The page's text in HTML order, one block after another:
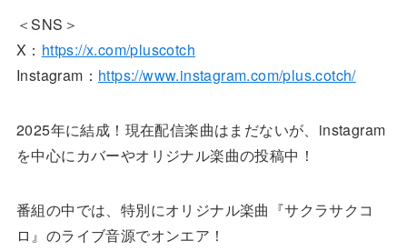
＜SNS＞
X： https://x.com/pluscotch
Instagram： https://www.instagram.com/plus.cotch/
2025年に結成！現在配信楽曲はまだないが、instagram
を中心にカバーやオリジナル楽曲の投稿中！
番組の中では、特別にオリジナル楽曲『サクラサクコ
ロ』のライブ音源でオンエア！